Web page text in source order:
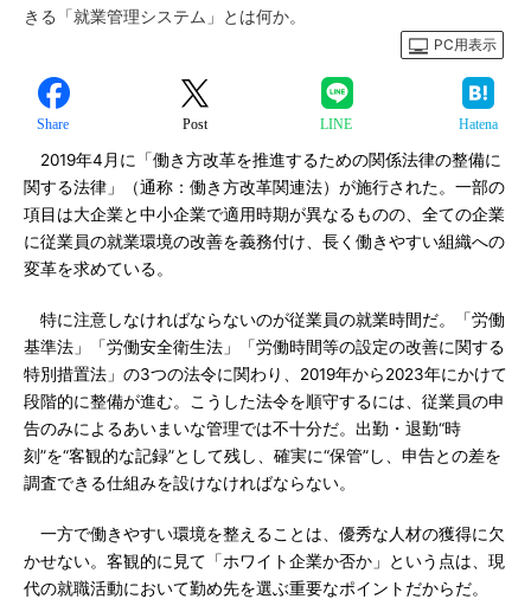
きる「就業管理システム」とは何か。
PC用表示
Share Post LINE Hatena
2019年4月に「働き方改革を推進するための関係法律の整備に
関する法律」（通称：働き方改革関連法）が施行された。一部の
項目は大企業と中小企業で適用時期が異なるものの、全ての企業
に従業員の就業環境の改善を義務付け、長く働きやすい組織への
変革を求めている。
特に注意しなければならないのが従業員の就業時間だ。「労働
基準法」「労働安全衛生法」「労働時間等の設定の改善に関する
特別措置法」の3つの法令に関わり、2019年から2023年にかけて
段階的に整備が進む。こうした法令を順守するには、従業員の申
告のみによるあいまいな管理では不十分だ。出勤・退勤“時
刻”を“客観的な記録”として残し、確実に“保管”し、申告との差を
調査できる仕組みを設けなければならない。
一方で働きやすい環境を整えることは、優秀な人材の獲得に欠
かせない。客観的に見て「ホワイト企業か否か」という点は、現
代の就職活動において勤め先を選ぶ重要なポイントだからだ。